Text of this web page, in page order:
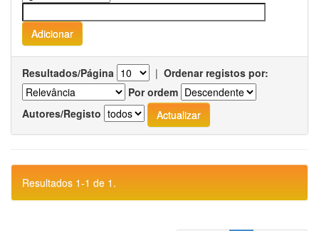
Resultados/Página | Ordenar registos por:
Por ordem
Autores/Registo
Resultados 1-1 de 1.